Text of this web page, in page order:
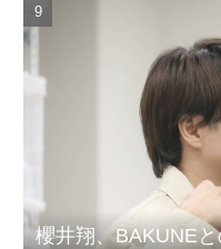
櫻井翔、BAKUNE